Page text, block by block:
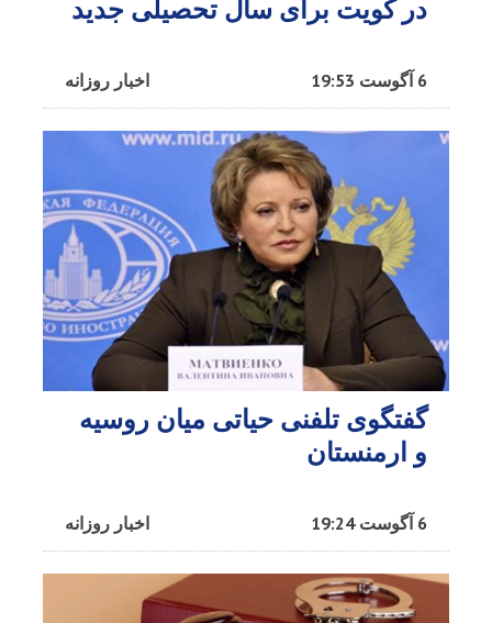
در کویت برای سال تحصیلی جدید
اخبار روزانه 6 آگوست 19:53
گفتگوی تلفنی حیاتی میان روسیه
و ارمنستان
اخبار روزانه 6 آگوست 19:24